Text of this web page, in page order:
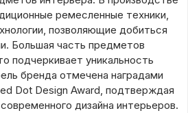
ремесленные техники,
позволяющие добиться
Большая часть предметов
подчеркивает уникальность
бренда отмечена наградами
Dot Design Award, подтверждая
дизайна интерьеров.